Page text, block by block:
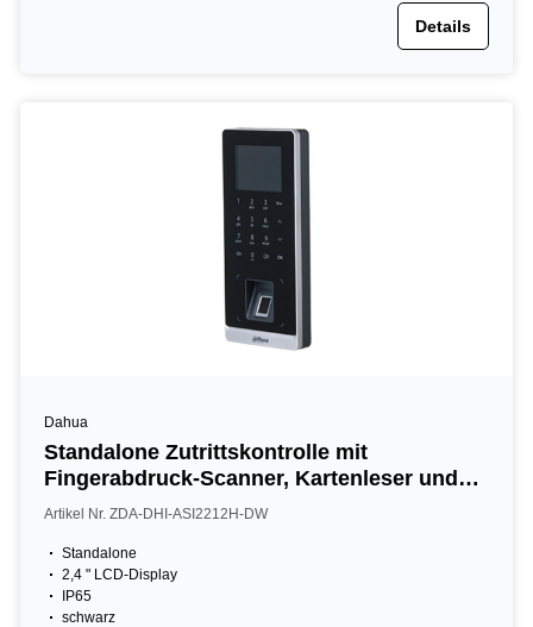
Details
Dahua
Standalone Zutrittskontrolle mit
Fingerabdruck-Scanner, Kartenleser und
Tastatur, 2,4" LCD, 125 KHz, schwarz
Artikel Nr. ZDA-DHI-ASI2212H-DW
Standalone
2,4 " LCD-Display
IP65
schwarz